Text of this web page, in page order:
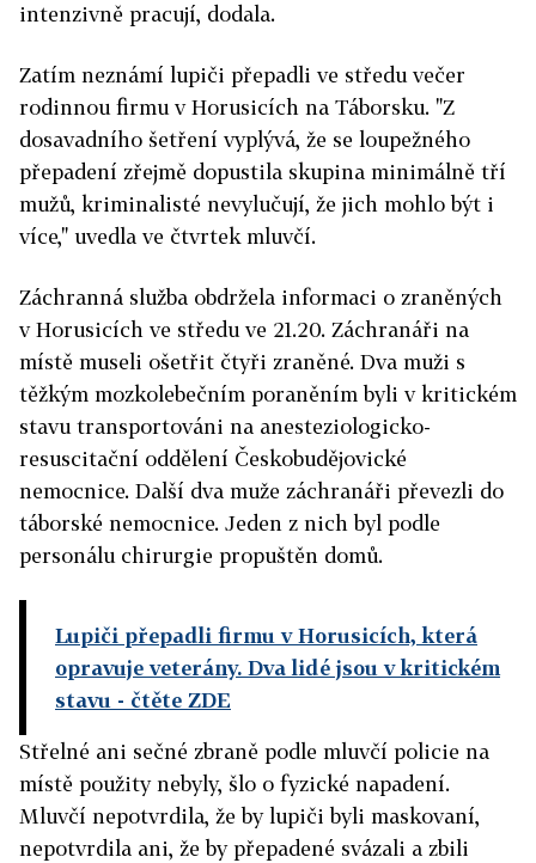
intenzivně pracují, dodala.
Zatím neznámí lupiči přepadli ve středu večer
rodinnou firmu v Horusicích na Táborsku. "Z
dosavadního šetření vyplývá, že se loupežného
přepadení zřejmě dopustila skupina minimálně tří
mužů, kriminalisté nevylučují, že jich mohlo být i
více," uvedla ve čtvrtek mluvčí.
Záchranná služba obdržela informaci o zraněných
v Horusicích ve středu ve 21.20. Záchranáři na
místě museli ošetřit čtyři zraněné. Dva muži s
těžkým mozkolebečním poraněním byli v kritickém
stavu transportováni na anesteziologicko-
resuscitační oddělení Českobudějovické
nemocnice. Další dva muže záchranáři převezli do
táborské nemocnice. Jeden z nich byl podle
personálu chirurgie propuštěn domů.
Lupiči přepadli firmu v Horusicích, která
opravuje veterány. Dva lidé jsou v kritickém
stavu - čtěte ZDE
Střelné ani sečné zbraně podle mluvčí policie na
místě použity nebyly, šlo o fyzické napadení.
Mluvčí nepotvrdila, že by lupiči byli maskovaní,
nepotvrdila ani, že by přepadené svázali a zbili